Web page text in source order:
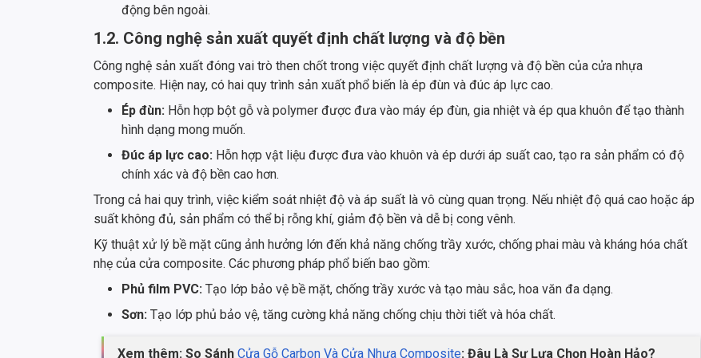
động bên ngoài.
1.2. Công nghệ sản xuất quyết định chất lượng và độ bền
Công nghệ sản xuất đóng vai trò then chốt trong việc quyết định chất lượng và độ bền của cửa nhựa
composite. Hiện nay, có hai quy trình sản xuất phổ biến là ép đùn và đúc áp lực cao.
Ép đùn: Hỗn hợp bột gỗ và polymer được đưa vào máy ép đùn, gia nhiệt và ép qua khuôn để tạo thành
hình dạng mong muốn.
Đúc áp lực cao: Hỗn hợp vật liệu được đưa vào khuôn và ép dưới áp suất cao, tạo ra sản phẩm có độ
chính xác và độ bền cao hơn.
Trong cả hai quy trình, việc kiểm soát nhiệt độ và áp suất là vô cùng quan trọng. Nếu nhiệt độ quá cao hoặc áp
suất không đủ, sản phẩm có thể bị rỗng khí, giảm độ bền và dễ bị cong vênh.
Kỹ thuật xử lý bề mặt cũng ảnh hưởng lớn đến khả năng chống trầy xước, chống phai màu và kháng hóa chất
nhẹ của cửa composite. Các phương pháp phổ biến bao gồm:
Phủ film PVC: Tạo lớp bảo vệ bề mặt, chống trầy xước và tạo màu sắc, hoa văn đa dạng.
Sơn: Tạo lớp phủ bảo vệ, tăng cường khả năng chống chịu thời tiết và hóa chất.
Xem thêm: So Sánh Cửa Gỗ Carbon Và Cửa Nhựa Composite: Đâu Là Sự Lựa Chọn Hoàn Hảo?